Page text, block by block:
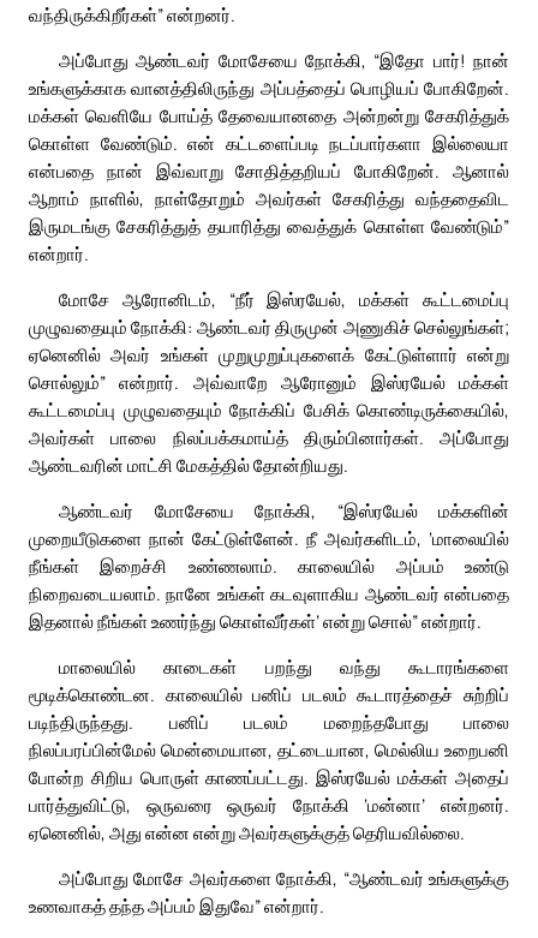
வந்திருக்கிறீர்கள்” என்றனர்.
அப்போது ஆண்டவர் மோசேயை நோக்கி, “இதோ பார்! நான்
உங்களுக்காக வானத்திலிருந்து அப்பத்தைப் பொழியப் போகிறேன்.
மக்கள் வெளியே போய்த் தேவையானதை அன்றன்று சேகரித்துக்
கொள்ள வேண்டும். என் கட்டளைப்படி நடப்பார்களா இல்லையா
என்பதை நான் இவ்வாறு சோதித்தறியப் போகிறேன். ஆனால்
ஆறாம் நாளில், நாள்தோறும் அவர்கள் சேகரித்து வந்ததைவிட
இருமடங்கு சேகரித்துத் தயாரித்து வைத்துக் கொள்ள வேண்டும்”
என்றார்.
மோசே ஆரோனிடம், “நீர் இஸ்ரயேல், மக்கள் கூட்டமைப்பு
முழுவதையும் நோக்கி: ஆண்டவர் திருமுன் அணுகிச் செல்லுங்கள்;
ஏனெனில் அவர் உங்கள் முறுமுறுப்புகளைக் கேட்டுள்ளார் என்று
சொல்லும்” என்றார். அவ்வாறே ஆரோனும் இஸ்ரயேல் மக்கள்
கூட்டமைப்பு முழுவதையும் நோக்கிப் பேசிக் கொண்டிருக்கையில்,
அவர்கள் பாலை நிலப்பக்கமாய்த் திரும்பினார்கள். அப்போது
ஆண்டவரின் மாட்சி மேகத்தில் தோன்றியது.
ஆண்டவர் மோசேயை நோக்கி, “இஸ்ரயேல் மக்களின்
முறையீடுகளை நான் கேட்டுள்ளேன். நீ அவர்களிடம், ‘மாலையில்
நீங்கள் இறைச்சி உண்ணலாம். காலையில் அப்பம் உண்டு
நிறைவடையலாம். நானே உங்கள் கடவுளாகிய ஆண்டவர் என்பதை
இதனால் நீங்கள் உணர்ந்து கொள்வீர்கள்’ என்று சொல்” என்றார்.
மாலையில் காடைகள் பறந்து வந்து கூடாரங்களை
மூடிக்கொண்டன. காலையில் பனிப் படலம் கூடாரத்தைச் சுற்றிப்
படிந்திருந்தது. பனிப் படலம் மறைந்தபோது பாலை
நிலப்பரப்பின்மேல் மென்மையான, தட்டையான, மெல்லிய உறைபனி
போன்ற சிறிய பொருள் காணப்பட்டது. இஸ்ரயேல் மக்கள் அதைப்
பார்த்துவிட்டு, ஒருவரை ஒருவர் நோக்கி ‘மன்னா’ என்றனர்.
ஏனெனில், அது என்ன என்று அவர்களுக்குத் தெரியவில்லை.
அப்போது மோசே அவர்களை நோக்கி, “ஆண்டவர் உங்களுக்கு
உணவாகத் தந்த அப்பம் இதுவே” என்றார்.